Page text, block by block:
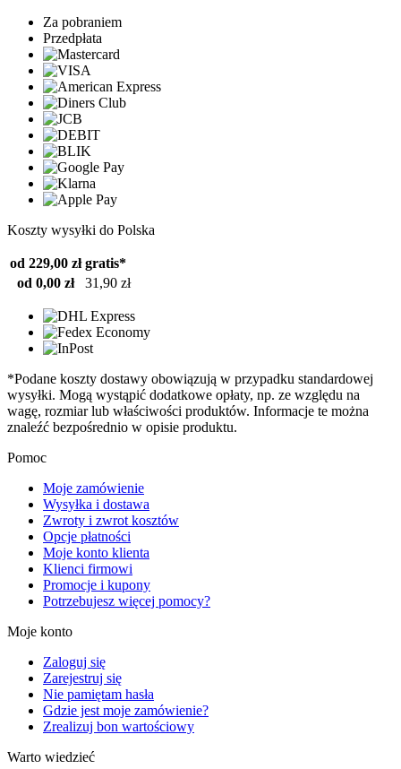
Za pobraniem
Przedpłata
Koszty wysyłki do Polska
od 229,00 zł gratis*
od 0,00 zł
31,90 zł
*Podane koszty dostawy obowiązują w przypadku standardowej
wysyłki. Mogą wystąpić dodatkowe opłaty, np. ze względu na
wagę, rozmiar lub właściwości produktów. Informacje te można
znaleźć bezpośrednio w opisie produktu.
Pomoc
Moje zamówienie
Wysyłka i dostawa
Zwroty i zwrot kosztów
Opcje płatności
Moje konto klienta
Klienci firmowi
Promocje i kupony
Potrzebujesz więcej pomocy?
Moje konto
Zaloguj się
Zarejestruj się
Nie pamiętam hasła
Gdzie jest moje zamówienie?
Zrealizuj bon wartościowy
Warto wiedzieć